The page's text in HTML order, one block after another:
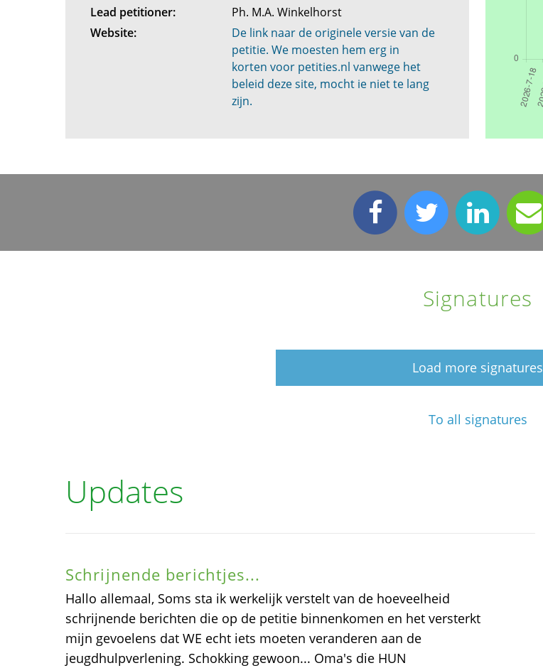
Lead petitioner:
Ph. M.A. Winkelhorst
Website:
De link naar de originele versie van de
petitie. We moesten hem erg in
korten voor petities.nl vanwege het
beleid deze site, mocht ie niet te lang
zijn.
Signatures
Load more signatures
To all signatures
Updates
Schrijnende berichtjes...
Hallo allemaal, Soms sta ik werkelijk verstelt van de hoeveelheid
schrijnende berichten die op de petitie binnenkomen en het versterkt
mijn gevoelens dat WE echt iets moeten veranderen aan de
jeugdhulpverlening. Schokking gewoon... Oma's die HUN